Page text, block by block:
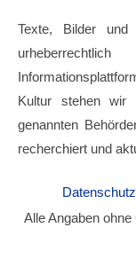
Texte, Bilder
Kultur stehen wir
genannten
recherchiert und
Datenschutz
Alle Angaben